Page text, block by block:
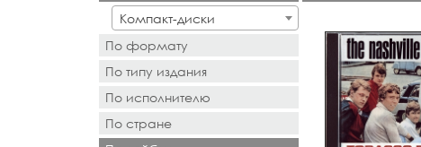
Компакт-диски
По формату
- Выбор -
По типу издания
- Выбор -
По исполнителю
- Поиск или выбор -
По стране